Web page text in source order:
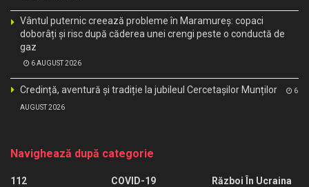
Vântul puternic creează probleme în Maramureș: copaci
doborâți și risc după căderea unei crengi peste o conductă de
gaz
6 AUGUST 2026
Credință, aventură și tradiție la jubileul Cercetașilor Munților 6
AUGUST 2026
Navighează după categorie
112
COVID-19
Război În Ucraina